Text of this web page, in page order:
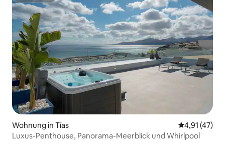
Wohnung in Tías
4,91 (47)
Luxus-Penthouse, Panorama-Meerblick und Whirlpool